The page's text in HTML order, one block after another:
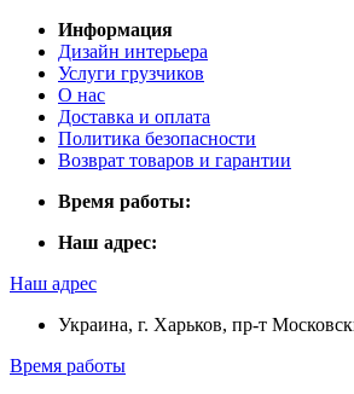
Информация
Дизайн интерьера
Услуги грузчиков
О нас
Доставка и оплата
Политика безопасности
Возврат товаров и гарантии
Время работы:
Наш адрес:
Наш адрес
Украина, г. Харьков, пр-т
Время работы